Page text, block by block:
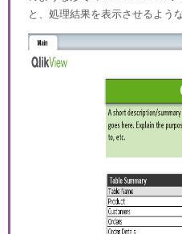
と、処理結果を表示させるよう